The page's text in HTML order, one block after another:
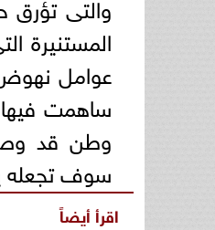
المستنيرة
عوامل نهوض
ساهمت فيها
وطن قد
سوف تجعله
اقرأ أيضاً